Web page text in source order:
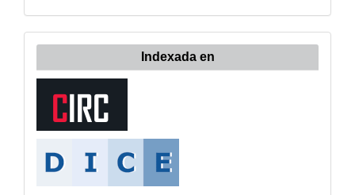
Indexada en